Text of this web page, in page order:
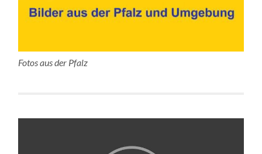
Fotos aus der Pfalz